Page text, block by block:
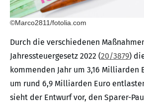
©Marco2811/fotolia.com
Durch die verschiedenen
Jahressteuergesetz 2022 (20/3879)
kommenden Jahr um 3,16 Milliarden
um rund 6,9 Milliarden Euro
sieht der Entwurf vor, den Sparer-